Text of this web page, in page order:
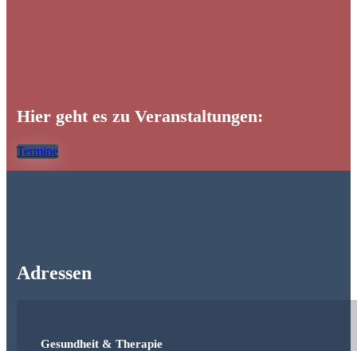
Hier geht es zu Veranstaltungen:
Termine
Adressen
Gesundheit & Therapie